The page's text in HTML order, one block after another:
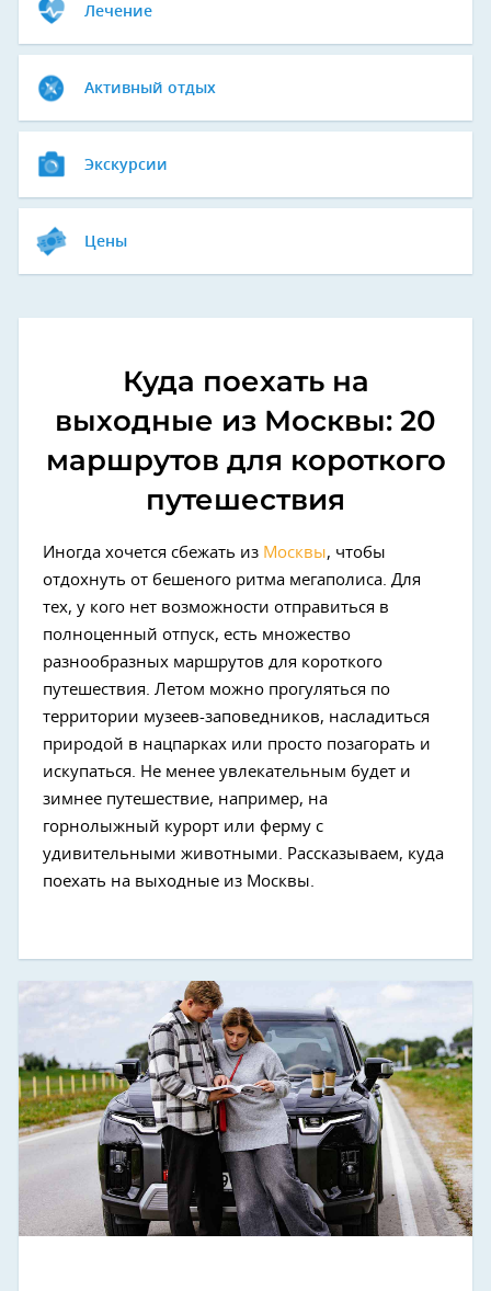
Лечение
Активный отдых
Экскурсии
Цены
Куда поехать на
выходные из Москвы: 20
маршрутов для короткого
путешествия
Иногда хочется сбежать из Москвы, чтобы
отдохнуть от бешеного ритма мегаполиса. Для
тех, у кого нет возможности отправиться в
полноценный отпуск, есть множество
разнообразных маршрутов для короткого
путешествия. Летом можно прогуляться по
территории музеев-заповедников, насладиться
природой в нацпарках или просто позагорать и
искупаться. Не менее увлекательным будет и
зимнее путешествие, например, на
горнолыжный курорт или ферму с
удивительными животными. Рассказываем, куда
поехать на выходные из Москвы.